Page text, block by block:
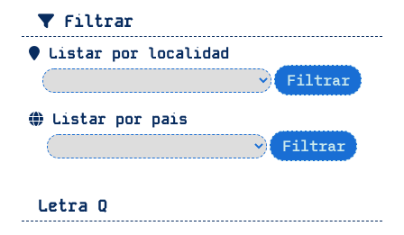
Filtrar
Listar por localidad
Listar por pais
Letra Q